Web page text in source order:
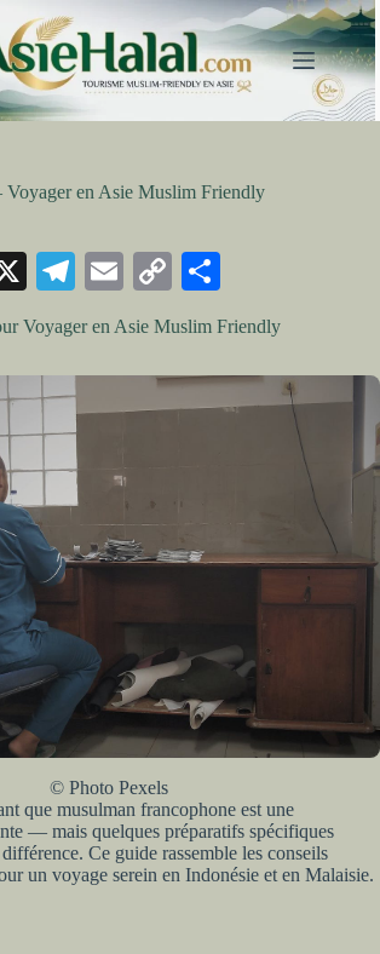
en Asie Muslim Friendly
X
Te
a
m
E
m
C
op
Li
rt
er
Voyager en Asie Muslim Friendly
© Photo Pexels
que musulman francophone est une
— mais quelques préparatifs spécifiques
Ce guide rassemble les conseils
un voyage serein en Indonésie et en Malaisie.